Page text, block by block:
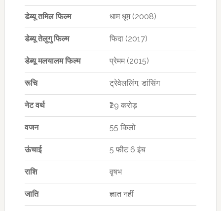
डेब्यू तमिल फिल्म धाम धूम (2008)
डेब्यू तेलुगु फिल्म फिदा (2017)
डेब्यू मलयालम फिल्म प्रेमम (2015)
रूचि ट्रेवेललिंग, डांसिंग
नेट वर्थ ₹29 करोड़
वजन 55 किलो
ऊंचाई 5 फीट 6 इंच
राशि वृषभ
जाति ज्ञात नहीं